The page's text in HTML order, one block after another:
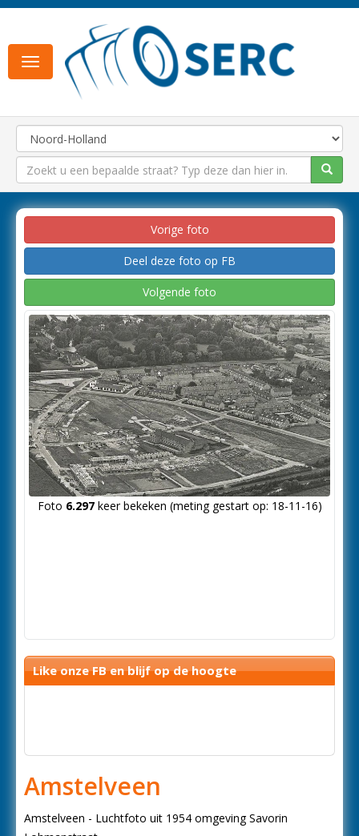
Toggle
navigation
Vorige foto
Deel deze foto op FB
Volgende foto
Foto 6.297keer bekeken (meting gestart op: 18-11-16)
Like onze FB en blijf op de hoogte
Amstelveen
Amstelveen - Luchtfoto uit 1954 omgeving Savorin